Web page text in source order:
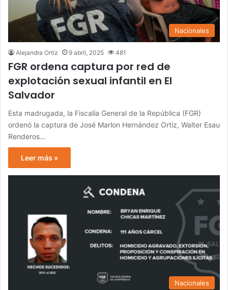
Nacionales
Alejandra Ortiz 9 abril, 2025 481
FGR ordena captura por red de
explotación sexual infantil en El
Salvador
Esta madrugada, la Fiscalía General de la República (FGR)
ordenó la captura de José Marlon Hernández Ortiz, Walter Esau
Renderos…
Leer más »
Nacionales